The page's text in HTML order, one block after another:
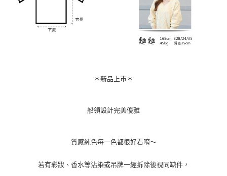
＊新品上市＊
船領設計完美優雅
質感純色每一色都很好看唷～
若有彩妝、香水等沾染或吊牌一經拆除後視同缺件，